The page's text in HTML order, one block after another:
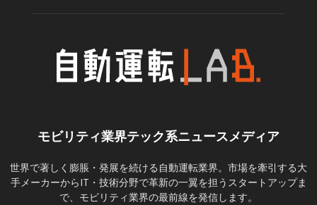
モビリティ業界テック系ニュースメディア
世界で著しく膨脹・発展を続ける自動運転業界。市場を牽引する大
手メーカーからIT・技術分野で革新の一翼を担うスタートアップま
で、モビリティ業界の最前線を発信します。